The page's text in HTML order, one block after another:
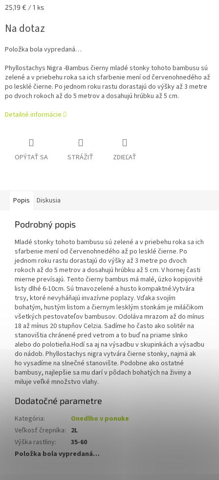
Jednotková
25,19 € / 1 ks
Na dotaz
Položka bola vypredaná…
Phyllostachys Nigra -Bambus čierny mladé stonky tohoto bambusu sú
zelené a v priebehu roka sa ich sfarbenie mení od červenohnedého až
po lesklé čierne. Po jednom roku rastu dorastajú do výšky až 3 metre
po dvoch rokoch až do 5 metrov a dosahujú hrúbku až 5 cm.
Detailné informácie
OPÝTAŤ SA STRÁŽIŤ ZDIEĽAŤ
Popis Diskusia
Podrobný popis
Mladé stonky tohoto bambusu sú zelené a v priebehu roka sa ich
sfarbenie mení od červenohnedého až po lesklé čierne. Po
jednom roku rastu dorastajú do výšky až 3 metre po dvoch
rokoch až do 5 metrov a dosahujú hrúbku až 5 cm. V hornej časti
mierne prevísajú. Tento čierny bambus má malé, úzko kopijovité
listy dlhé 6-10cm. Sú tmavozelené a husto kompaktné.Vytvára
trsy, ktoré nevyháňajú invazívne poplazy. Vďaka svojím
bohatým, hustým listom a čiernym lesklým stonkám je miláčikom
všetkých pestovateľov bambusov. Odoláva mrazom až do mínus
18 až mínus 20 stupňov Celzia. Sadíme ho často ako solitér na
stanovištia chránené pred vetrom a to buď na priame slnko
alebo do polotieňa.Hodí sa aj na výsadbu v skupinkách a výsadbu
do nádob. Phyllostachys nigra vytvára čierne stonky, najmä ak
ho vysadíme na slnečné stanovište. Podobne ako ostatné
bambusy, najlepšie sa mu darí v pôdach bohatých na živiny a
miluje veľké množstvo vlahy.
Dodatočné parametre
Kategória:
Onedlho v ponuke
Veľkosť črepníka: 2L
Výška rastliny:
35-60
Položka bola vypredaná…